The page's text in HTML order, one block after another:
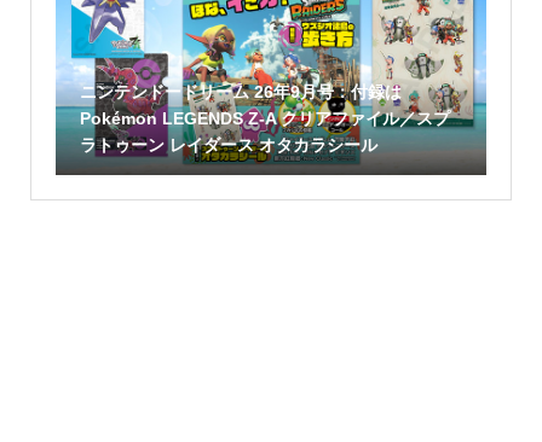
ニンテンドードリーム 26年9月号：付録は
Pokémon LEGENDS Z-A クリアファイル／スプ
ラトゥーン レイダース オタカラシール